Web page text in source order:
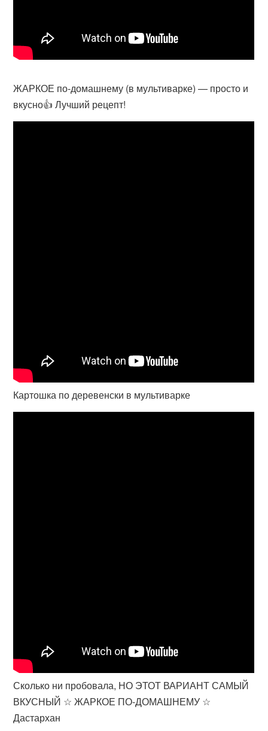
ЖАРКОЕ по-домашнему (в мультиварке) — просто и
вкусно👍 Лучший рецепт!
Картошка по деревенски в мультиварке
Сколько ни пробовала, НО ЭТОТ ВАРИАНТ САМЫЙ
ВКУСНЫЙ ☆ ЖАРКОЕ ПО-ДОМАШНЕМУ ☆
Дастархан